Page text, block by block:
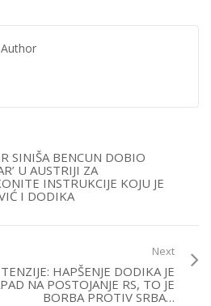
SINIŠA BENCUN DOBIO
U AUSTRIJI ZA
INSTRUKCIJE KOJU JE
I DODIKA
Next
HAPŠENJE DODIKA JE
NA POSTOJANJE RS, TO JE
BORBA PROTIV SRBA…